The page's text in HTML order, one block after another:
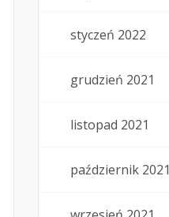
styczeń 2022
grudzień 2021
listopad 2021
październik 2021